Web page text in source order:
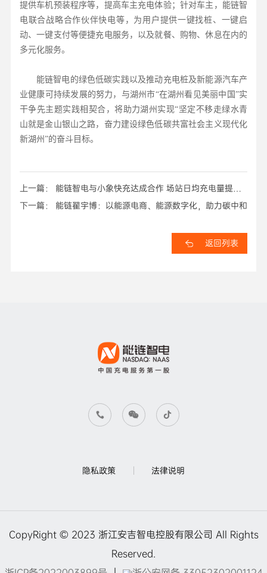
提供车机预装程序等，提高车主充电体验；针对车主，能链智
电联合战略合作伙伴快电等，为用户提供一键找桩、一键启
动、一键支付等便捷充电服务，以及就餐、购物、休息在内的
多元化服务。
能链智电的绿色低碳实践以及推动充电桩及新能源汽车产
业健康可持续发展的努力，与湖州市“在湖州看见美丽中国”实
干争先主题实践相契合，将助力湖州实现“坚定不移走绿水青
山就是金山银山之路，奋力建设绿色低碳共富社会主义现代化
新湖州”的奋斗目标。
上一篇： 能链智电与小象快充达成合作 场站日均充电量提升
25倍
下一篇： 能链翟宇博：以能源电商、能源数字化，助力碳中和
返回列表
隐私政策 法律说明
CopyRight © 2023 浙江安吉智电控股有限公司 All Rights
Reserved.